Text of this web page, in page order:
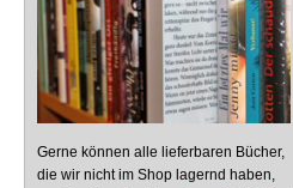
Gerne können alle lieferbaren Bücher,
die wir nicht im Shop lagernd haben,